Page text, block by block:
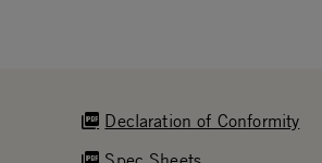
Declaration of Conformity